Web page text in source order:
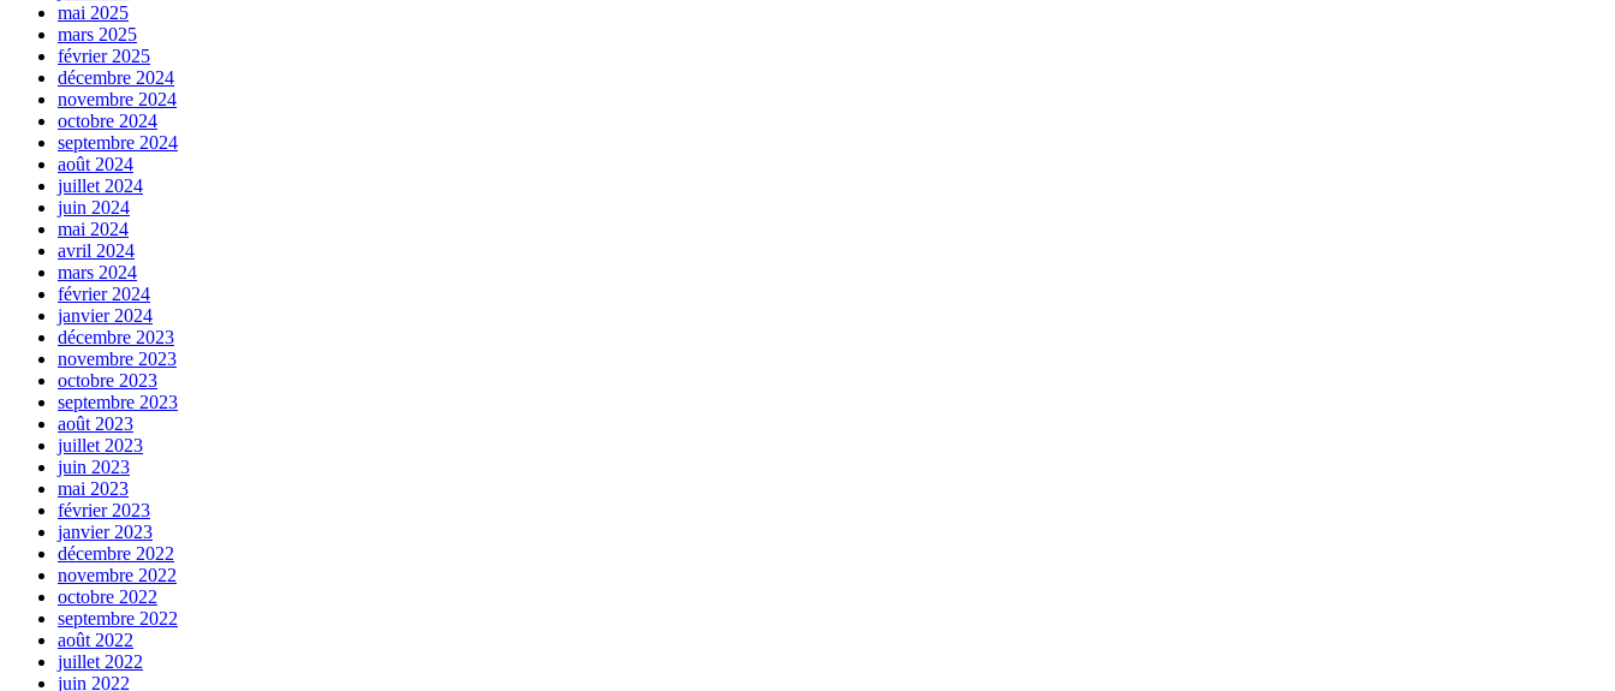
mai 2025
mars 2025
février 2025
décembre 2024
novembre 2024
octobre 2024
septembre 2024
août 2024
juillet 2024
juin 2024
mai 2024
avril 2024
mars 2024
février 2024
janvier 2024
décembre 2023
novembre 2023
octobre 2023
septembre 2023
août 2023
juillet 2023
juin 2023
mai 2023
février 2023
janvier 2023
décembre 2022
novembre 2022
octobre 2022
septembre 2022
août 2022
juillet 2022
juin 2022